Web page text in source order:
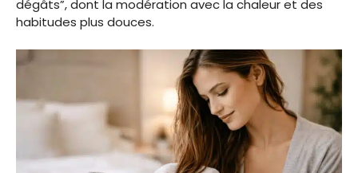
dégâts”, dont la modération avec la chaleur et des
habitudes plus douces.